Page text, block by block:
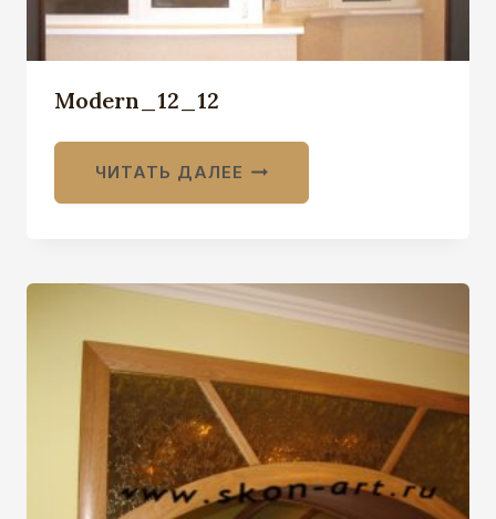
Modern_12_12
ЧИТАТЬ ДАЛЕЕ